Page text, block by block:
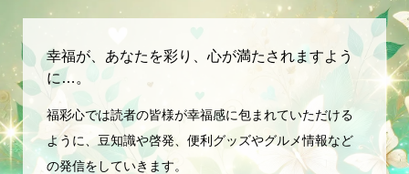
幸福が、あなたを彩り、心が満たされますよう
に…。
福彩心では読者の皆様が幸福感に包まれていただける
ように、豆知識や啓発、便利グッズやグルメ情報など
の発信をしていきます。